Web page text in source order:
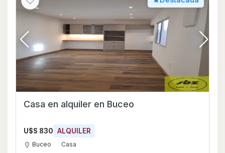
Casa en alquiler en Buceo
U$S 830 ALQUILER
Buceo Casa